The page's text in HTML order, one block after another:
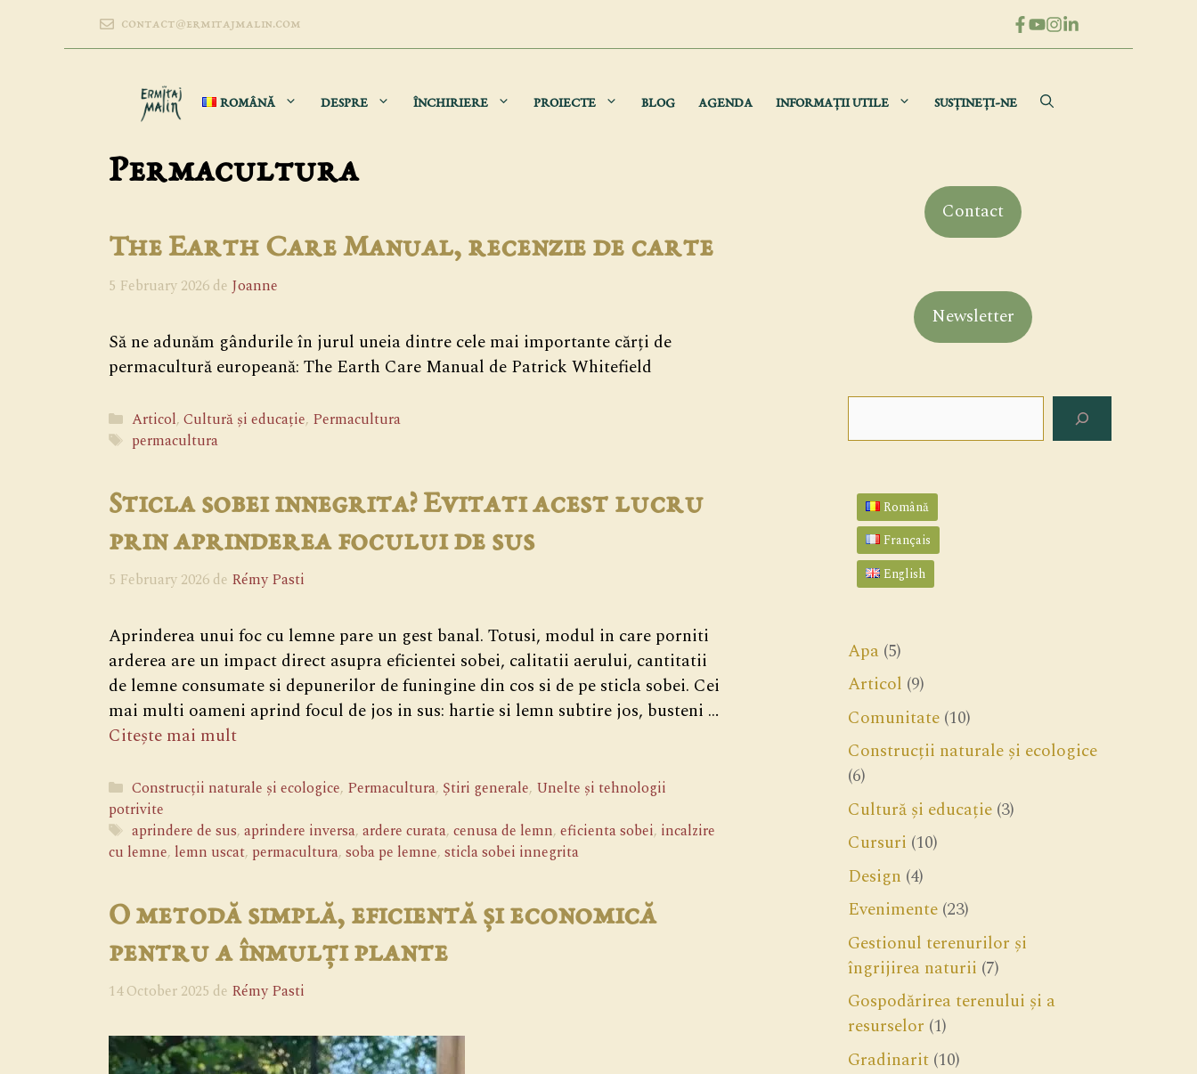
contact@ermitajmalin.com
ROMÂNĂ DESPRE ÎNCHIRIERE PROIECTE BLOG AGENDA INFORMAȚII UTILE SUSȚINEȚI-NE
Permacultura
The Earth Care Manual, recenzie de carte
5 February 2026 de Joanne
Să ne adunăm gândurile în jurul uneia dintre cele mai importante cărți de
permacultură europeană: The Earth Care Manual de Patrick Whitefield
Categorii
Articol, Cultură și educație, Permacultura
Etichete
permacultura
Sticla sobei innegrita? Evitati acest lucru
prin aprinderea focului de sus
5 February 2026 de Rémy Pasti
Aprinderea unui foc cu lemne pare un gest banal. Totusi, modul in care porniti
arderea are un impact direct asupra eficientei sobei, calitatii aerului, cantitatii
de lemne consumate si depunerilor de funingine din cos si de pe sticla sobei. Cei
mai multi oameni aprind focul de jos in sus: hartie si lemn subtire jos, busteni …
Citește mai mult
Categorii
Construcții naturale și ecologice, Permacultura, Știri generale, Unelte și tehnologii
potrivite
Etichete
aprindere de sus, aprindere inversa, ardere curata, cenusa de lemn, eficienta sobei, incalzire
cu lemne, lemn uscat, permacultura, soba pe lemne, sticla sobei innegrita
O metodă simplă, eficientă și economică
pentru a înmulți plante
14 October 2025 de Rémy Pasti
Contact
Newsletter
Română
Français
English
Apa (5)
Articol (9)
Comunitate (10)
Construcții naturale și ecologice
(6)
Cultură și educație (3)
Cursuri (10)
Design (4)
Evenimente (23)
Gestionul terenurilor și
îngrijirea naturii (7)
Gospodărirea terenului și a
resurselor (1)
Gradinarit (10)